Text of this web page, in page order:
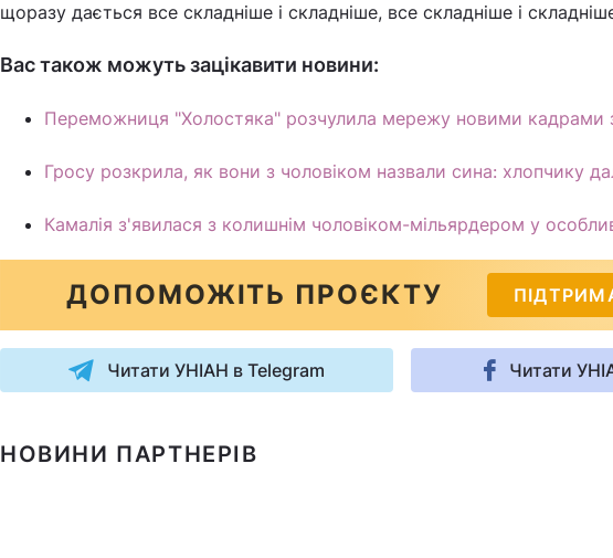
щоразу дається все складніше і складніше, все складніше і
Вас також можуть зацікавити новини:
Переможниця "Холостяка" розчулила мережу новими кадрами
Гросу розкрила, як вони з чоловіком назвали сина: хлопчику
Камалія з'явилася з колишнім чоловіком-мільярдером у
ДОПОМОЖІТЬ ПРОЄКТУ
Читати УНІАН в Telegram Читати
НОВИНИ ПАРТНЕРІВ